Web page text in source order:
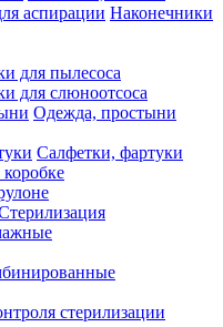
Наконечники
для пылесоса
для слюноотсоса
Одежда, простыни
Салфетки, фартуки
стерилизации